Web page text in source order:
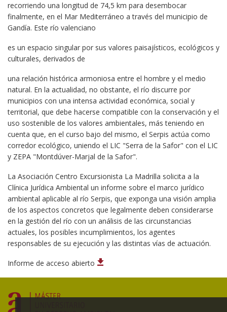
recorriendo una longitud de 74,5 km para desembocar
finalmente, en el Mar Mediterráneo a través del municipio de
Gandía. Este río valenciano
es un espacio singular por sus valores paisajísticos, ecológicos y
culturales, derivados de
una relación histórica armoniosa entre el hombre y el medio
natural. En la actualidad, no obstante, el río discurre por
municipios con una intensa actividad económica, social y
territorial, que debe hacerse compatible con la conservación y el
uso sostenible de los valores ambientales, más teniendo en
cuenta que, en el curso bajo del mismo, el Serpis actúa como
corredor ecológico, uniendo el LIC "Serra de la Safor" con el LIC
y ZEPA "Montdúver-Marjal de la Safor".
La Asociación Centro Excursionista La Madrilla solicita a la
Clínica Jurídica Ambiental un informe sobre el marco jurídico
ambiental aplicable al río Serpis, que exponga una visión amplia
de los aspectos concretos que legalmente deben considerarse
en la gestión del río con un análisis de las circunstancias
actuales, los posibles incumplimientos, los agentes
responsables de su ejecución y las distintas vías de actuación.
Informe de acceso abierto